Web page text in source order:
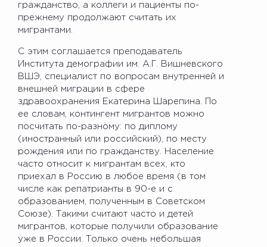
гражданство, а коллеги и пациенты по-
прежнему продолжают считать их
мигрантами.
С этим соглашается преподаватель
Института демографии им. А.Г. Вишневского
ВШЭ, специалист по вопросам внутренней и
внешней миграции в сфере
здравоохранения Екатерина Шарепина. По
ее словам, контингент мигрантов можно
посчитать по-разному: по диплому
(иностранный или российский), по месту
рождения или по гражданству. Население
часто относит к мигрантам всех, кто
приехал в Россию в любое время (в том
числе как репатрианты в 90-е и с
образованием, полученным в Советском
Союзе). Такими считают часто и детей
мигрантов, которые получили образование
уже в России. Только очень небольшая